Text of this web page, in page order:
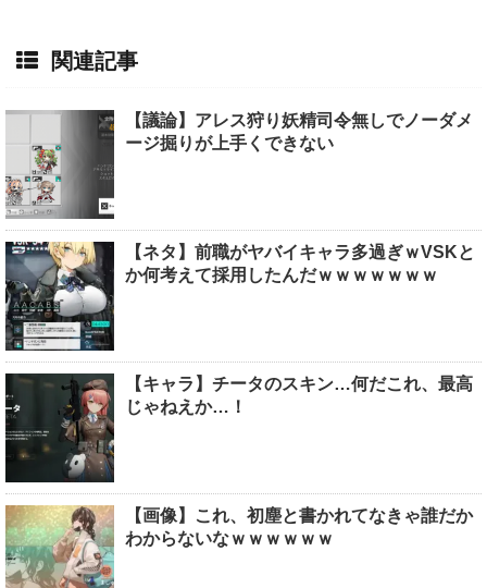
関連記事
【議論】アレス狩り妖精司令無しでノーダメ
ージ掘りが上手くできない
【ネタ】前職がヤバイキャラ多過ぎｗVSKと
か何考えて採用したんだｗｗｗｗｗｗｗ
【キャラ】チータのスキン…何だこれ、最高
じゃねえか…！
【画像】これ、初塵と書かれてなきゃ誰だか
わからないなｗｗｗｗｗｗ